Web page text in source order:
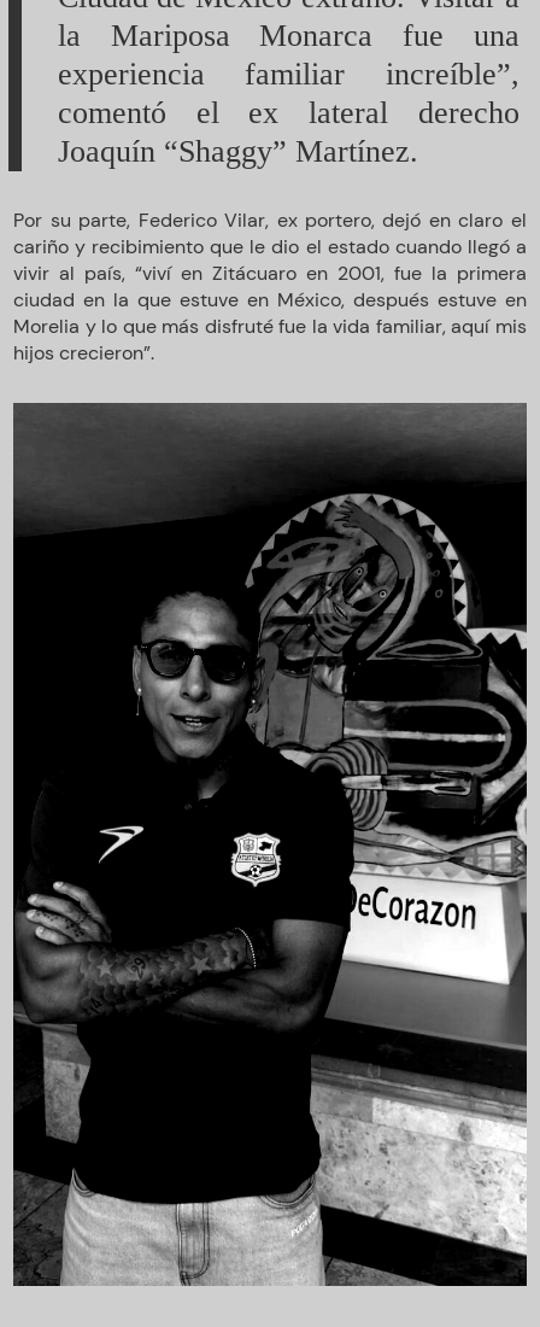
la Mariposa Monarca fue una
experiencia familiar increíble”,
comentó el ex lateral derecho
Joaquín “Shaggy” Martínez.
Por su parte, Federico Vilar, ex portero, dejó en claro el
cariño y recibimiento que le dio el estado cuando llegó a
vivir al país, “viví en Zitácuaro en 2001, fue la primera
ciudad en la que estuve en México, después estuve en
Morelia y lo que más disfruté fue la vida familiar, aquí mis
hijos crecieron”.